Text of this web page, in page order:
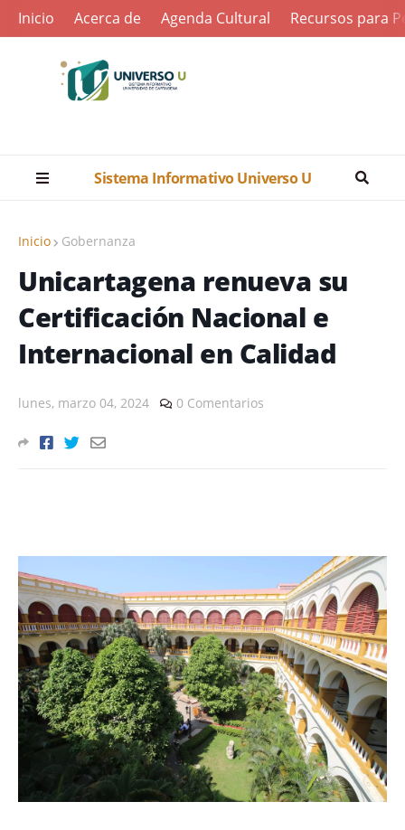
Inicio Acerca de Agenda Cultural Recursos para
Sistema Informativo Universo U
Inicio Gobernanza
Unicartagena renueva su
Certificación Nacional e
Internacional en Calidad
lunes, marzo 04, 2024 0 Comentarios